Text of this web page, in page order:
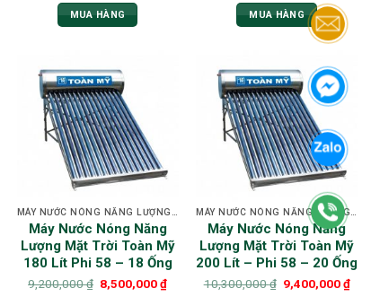
MUA HÀNG MUA HÀNG
Máy Nước Nóng Năng
Lượng Mặt Trời Toàn Mỹ
180 Lít Phi 58 – 18 Ống
9,200,000₫ 8,500,000₫
Máy Nước Nóng Năng
Lượng Mặt Trời Toàn Mỹ
200 Lít – Phi 58 – 20 Ống
10,300,000₫ 9,400,000₫